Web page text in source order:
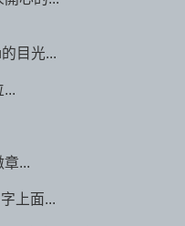
目光...
...
...
上面...